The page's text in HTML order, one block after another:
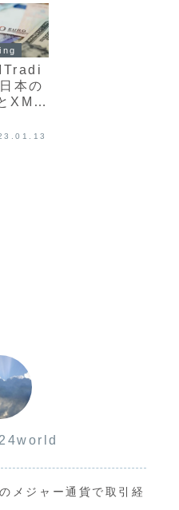
本の
XMの
由に
メジャー通貨で取引経